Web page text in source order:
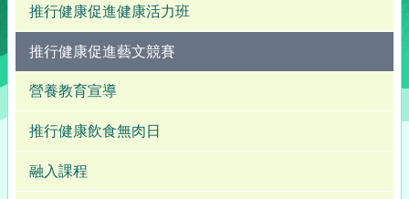
推行健康促進健康活力班
推行健康促進藝文競賽
營養教育宣導
推行健康飲食無肉日
融入課程